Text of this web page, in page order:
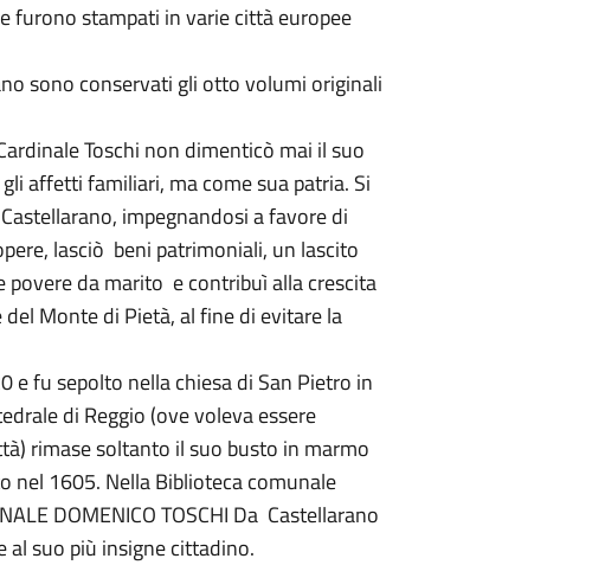
furono stampati in varie città europee
sono conservati gli otto volumi originali
Toschi non dimenticò mai il suo
affetti familiari, ma come sua patria. Si
impegnandosi a favore di
lasciò beni patrimoniali, un lascito
povere da marito e contribuì alla crescita
Monte di Pietà, al fine di evitare la
e fu sepolto nella chiesa di San Pietro in
di Reggio (ove voleva essere
rimase soltanto il suo busto in marmo
nel 1605. Nella Biblioteca comunale
DOMENICO TOSCHI Da Castellarano
al suo più insigne cittadino.